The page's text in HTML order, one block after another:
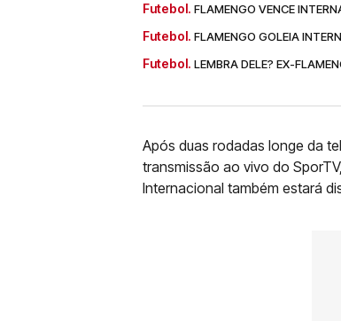
Futebol. FLAMENGO VENCE
Futebol. FLAMENGO GOLEIA
Futebol. LEMBRA DELE? EX-
Após duas rodadas longe da
transmissão ao vivo do
Internacional também estará